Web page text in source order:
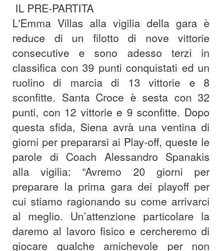
IL PRE-PARTITA
L'Emma Villas alla vigilia della gara è
reduce di un filotto di nove vittorie
consecutive e sono adesso terzi in
classifica con 39 punti conquistati ed un
ruolino di marcia di 13 vittorie e 8
sconfitte. Santa Croce è sesta con 32
punti, con 12 vittorie e 9 sconfitte. Dopo
questa sfida, Siena avrà una ventina di
giorni per prepararsi ai Play-off, queste le
parole di Coach Alessandro Spanakis
alla vigilia: “Avremo 20 giorni per
preparare la prima gara dei playoff per
cui stiamo ragionando su come arrivarci
al meglio. Un’attenzione particolare la
daremo al lavoro fisico e cercheremo di
giocare qualche amichevole per non